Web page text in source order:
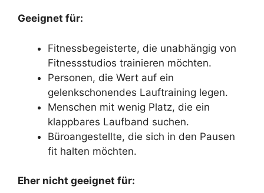
Geeignet für:
Fitnessbegeisterte, die unabhängig von
Fitnessstudios trainieren möchten.
Personen, die Wert auf ein
gelenkschonendes Lauftraining legen.
Menschen mit wenig Platz, die ein
klappbares Laufband suchen.
Büroangestellte, die sich in den Pausen
fit halten möchten.
Eher nicht geeignet für: